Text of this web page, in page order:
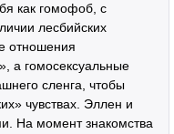
как гомофоб, с
лесбийских
отношения
а гомосексуальные
сленга, чтобы
чувствах. Эллен и
На момент знакомства